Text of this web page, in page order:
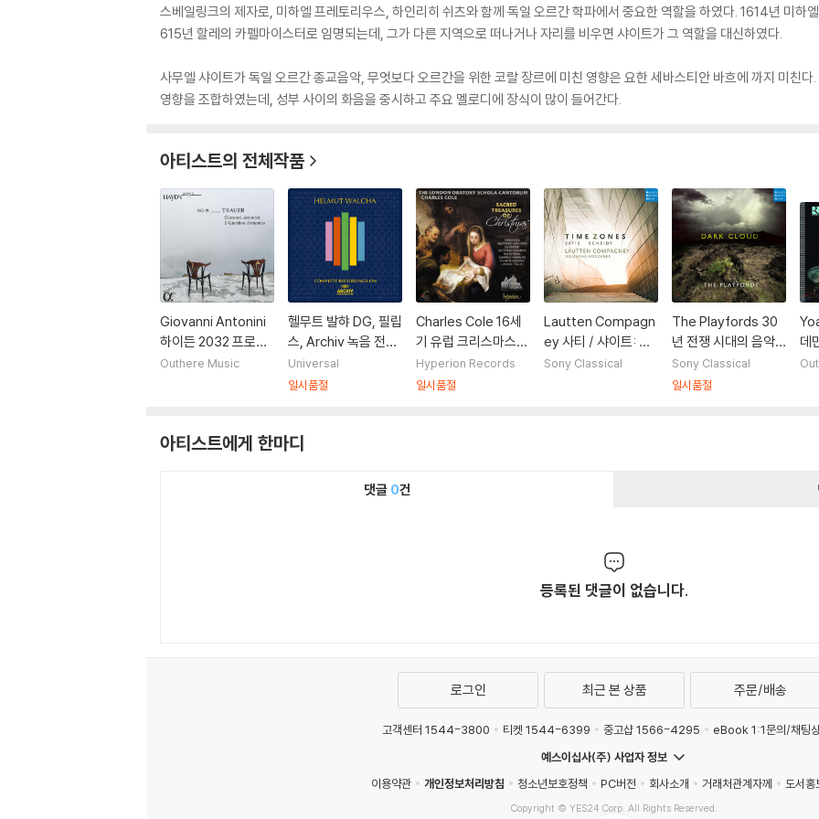
스베일링크의 제자로, 미하엘 프레토리우스, 하인리히 쉬츠와 함께 독일 오르간 학파에서 중요한 역할을 하였다. 1614년 미하
615년 할레의 카펠마이스터로 임명되는데, 그가 다른 지역으로 떠나거나 자리를 비우면 샤이트가 그 역할을 대신하였다.
사무엘 샤이트가 독일 오르간 종교음악, 무엇보다 오르간을 위한 코랄 장르에 미친 영향은 요한 세바스티안 바흐에 까지 미친
영향을 조합하였는데, 성부 사이의 화음을 중시하고 주요 멜로디에 장식이 많이 들어간다.
아티스트의 전체작품
Giovanni Antonini
하이든 2032 프로젝
트 19집 - 교향곡 52
Outhere Music
헬무트 발햐 DG, 필립
스, Archiv 녹음 전집
(Helmut Walcha -
Complete Recordi
Universal
일시품절
Charles Cole 16세
기 유럽 크리스마스
다성음악 모음집 (Sa
cred Treasures of
Hyperion Records
일시품절
Lautten Compagn
ey 사티 / 샤이트: 타
임 존 (Erik Satie / S
Sony Classical
The Playfords 30
년 전쟁 시대의 음악
(Dark Cloud)
Sony Classical
일시품절
데
코
아티스트에게 한마디
댓글 0건
등록된 댓글이 없습니다.
로그인 최근 본 상품 주문/배송
고객센터 1544-3800 티켓 1544-6399 중고샵 1566-4295
eBook 1:1문의/채팅
예스이십사(주) 사업자 정보
이용약관
개인정보처리방침 청소년보호정책 PC버전 회사소개 거래처관계자께 도서홍
Copyright © YES24 Corp. All Rights Reserved.